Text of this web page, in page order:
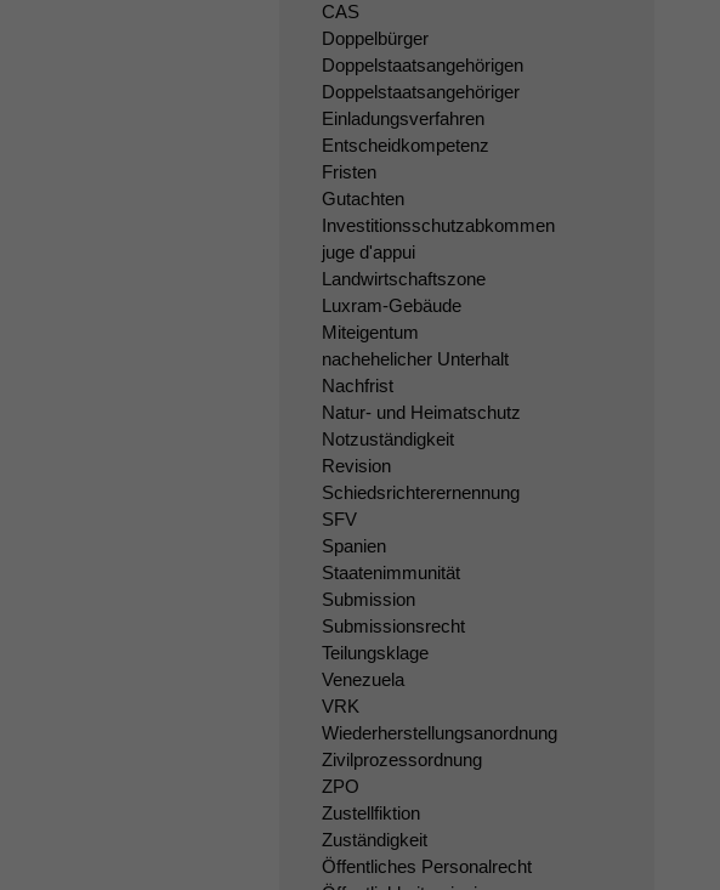
CAS
Doppelbürger
Doppelstaatsangehörigen
Doppelstaatsangehöriger
Einladungsverfahren
Entscheidkompetenz
Fristen
Gutachten
Investitionsschutzabkommen
juge d'appui
Landwirtschaftszone
Luxram-Gebäude
Miteigentum
nachehelicher Unterhalt
Nachfrist
Natur- und Heimatschutz
Notzuständigkeit
Revision
Schiedsrichterernennung
SFV
Spanien
Staatenimmunität
Submission
Submissionsrecht
Teilungsklage
Venezuela
VRK
Wiederherstellungsanordnung
Zivilprozessordnung
ZPO
Zustellfiktion
Zuständigkeit
Öffentliches Personalrecht